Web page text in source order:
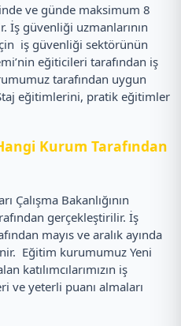
ve günde maksimum 8
İş güvenliği uzmanlarının
iş güvenliği sektörünün
eğiticileri tarafından iş
tarafından uygun
eğitimlerini, pratik eğitimler
Kurum Tarafından
Çalışma Bakanlığının
gerçekleştirilir. İş
mayıs ve aralık ayında
Eğitim kurumumuz Yeni
katılımcılarımızın iş
ve yeterli puanı almaları